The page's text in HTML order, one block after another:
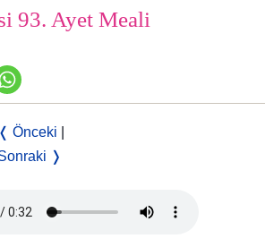
93. Ayet Meali
❬ Önceki
❭